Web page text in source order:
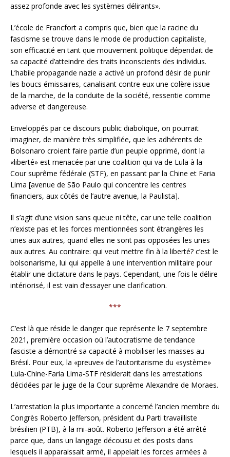
assez profonde avec les systèmes délirants».
L’école de Francfort a compris que, bien que la racine du
fascisme se trouve dans le mode de production capitaliste,
son efficacité en tant que mouvement politique dépendait de
sa capacité d’atteindre des traits inconscients des individus.
L’habile propagande nazie a activé un profond désir de punir
les boucs émissaires, canalisant contre eux une colère issue
de la marche, de la conduite de la société, ressentie comme
adverse et dangereuse.
Enveloppés par ce discours public diabolique, on pourrait
imaginer, de manière très simplifiée, que les adhérents de
Bolsonaro croient faire partie d’un peuple opprimé, dont la
«liberté» est menacée par une coalition qui va de Lula à la
Cour suprême fédérale (STF), en passant par la Chine et Faria
Lima [avenue de São Paulo qui concentre les centres
financiers, aux côtés de l’autre avenue, la Paulista].
Il s’agit d’une vision sans queue ni tête, car une telle coalition
n’existe pas et les forces mentionnées sont étrangères les
unes aux autres, quand elles ne sont pas opposées les unes
aux autres. Au contraire: qui veut mettre fin à la liberté? c’est le
bolsonarisme, lui qui appelle à une intervention militaire pour
établir une dictature dans le pays. Cependant, une fois le délire
intériorisé, il est vain d’essayer une clarification.
***
C’est là que réside le danger que représente le 7 septembre
2021, première occasion où l’autocratisme de tendance
fasciste a démontré sa capacité à mobiliser les masses au
Brésil. Pour eux, la «preuve» de l’autoritarisme du «système»
Lula-Chine-Faria Lima-STF résiderait dans les arrestations
décidées par le juge de la Cour suprême Alexandre de Moraes.
L’arrestation la plus importante a concerné l’ancien membre du
Congrès Roberto Jefferson, président du Parti travailliste
brésilien (PTB), à la mi-août. Roberto Jefferson a été arrêté
parce que, dans un langage décousu et des posts dans
lesquels il apparaissait armé, il appelait les forces armées à